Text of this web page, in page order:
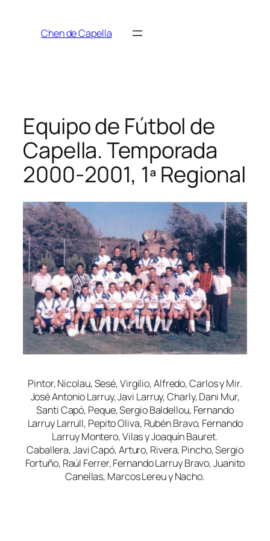
contenidoChen de Capella
Equipo de Fútbol de
Capella. Temporada
2000-2001, 1ª Regional
Pintor, Nicolau, Sesé, Virgilio, Alfredo, Carlos y Mir.
José Antonio Larruy, Javi Larruy, Charly, Dani Mur,
Santi Capó, Peque, Sergio Baldellou, Fernando
Larruy Larrull, Pepito Oliva, Rubén Bravo, Fernando
Larruy Montero, Vilas y Joaquín Bauret.
Caballera, Javi Capó, Arturo, Rivera, Pincho, Sergio
Fortuño, Raúl Ferrer, Fernando Larruy Bravo, Juanito
Canellas, Marcos Lereu y Nacho.